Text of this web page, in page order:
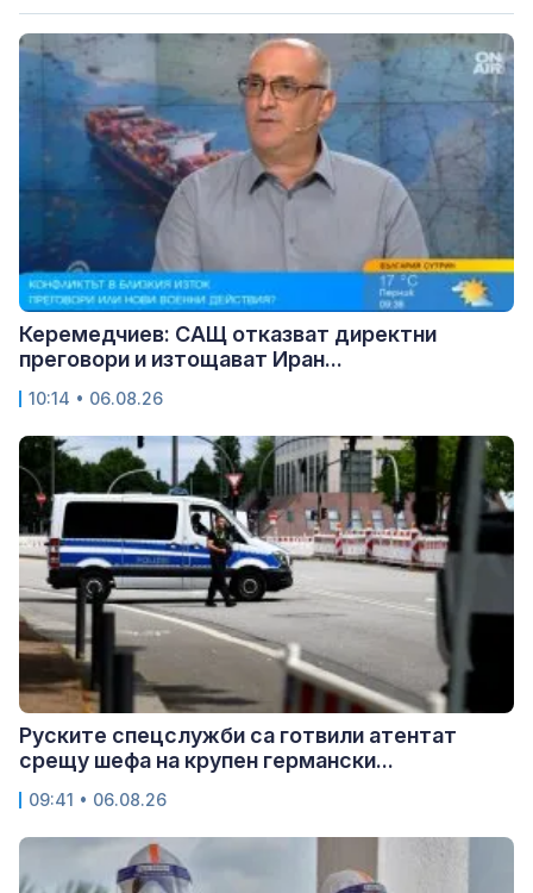
Керемедчиев: САЩ отказват директни
преговори и изтощават Иран...
10:14 • 06.08.26
Руските спецслужби са готвили атентат
срещу шефа на крупен германски...
09:41 • 06.08.26